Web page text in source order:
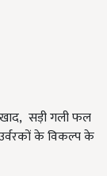
, सड़ी गली फल
के विकल्प के